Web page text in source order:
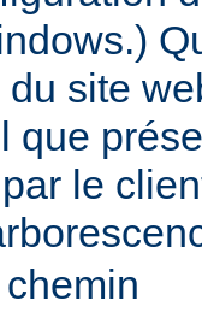
site
que
le